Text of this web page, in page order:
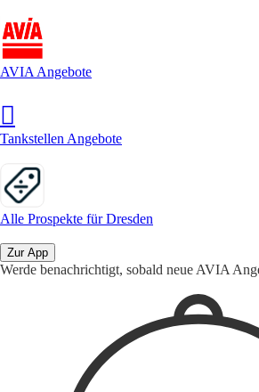
AVIA Angebote
Tankstellen Angebote
Alle Prospekte für Dresden
Zur App
Werde benachrichtigt, sobald neue AVIA